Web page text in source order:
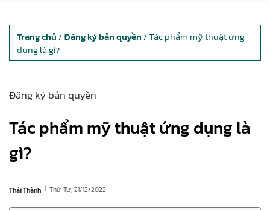
Trang chủ /Đăng ký bản quyền / Tác phẩm mỹ thuật ứng
dụng là gì?
Đăng ký bản quyền
Tác phẩm mỹ thuật ứng dụng là
gì?
Thái Thành | Thứ Tư, 21/12/2022